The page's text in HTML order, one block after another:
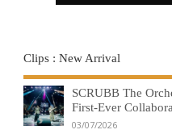
Clips : New Arrival
SCRUBB The
First-Ever
03/07/2026